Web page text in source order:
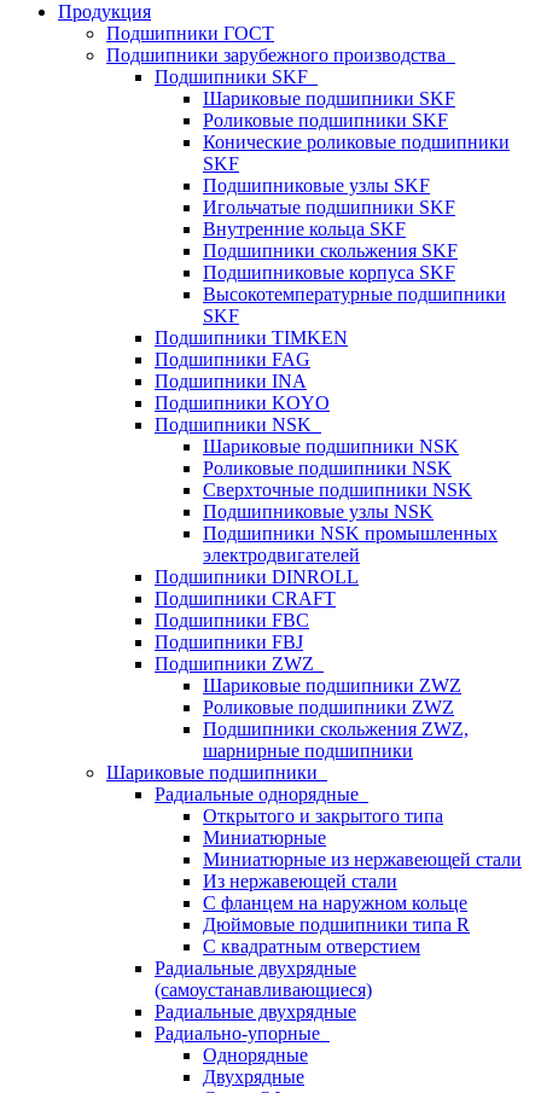
Продукция
Подшипники ГОСТ
Подшипники зарубежного производства
Подшипники SKF
Шариковые подшипники SKF
Роликовые подшипники SKF
Конические роликовые подшипники
SKF
Подшипниковые узлы SKF
Игольчатые подшипники SKF
Внутренние кольца SKF
Подшипники скольжения SKF
Подшипниковые корпуса SKF
Высокотемпературные подшипники
SKF
Подшипники TIMKEN
Подшипники FAG
Подшипники INA
Подшипники KOYO
Подшипники NSK
Шариковые подшипники NSK
Роликовые подшипники NSK
Сверхточные подшипники NSK
Подшипниковые узлы NSK
Подшипники NSK промышленных
электродвигателей
Подшипники DINROLL
Подшипники CRAFT
Подшипники FBC
Подшипники FBJ
Подшипники ZWZ
Шариковые подшипники ZWZ
Роликовые подшипники ZWZ
Подшипники скольжения ZWZ,
шарнирные подшипники
Шариковые подшипники
Радиальные однорядные
Открытого и закрытого типа
Миниатюрные
Миниатюрные из нержавеющей стали
Из нержавеющей стали
С фланцем на наружном кольце
Дюймовые подшипники типа R
С квадратным отверстием
Радиальные двухрядные
(самоустанавливающиеся)
Радиальные двухрядные
Радиально-упорные
Однорядные
Двухрядные